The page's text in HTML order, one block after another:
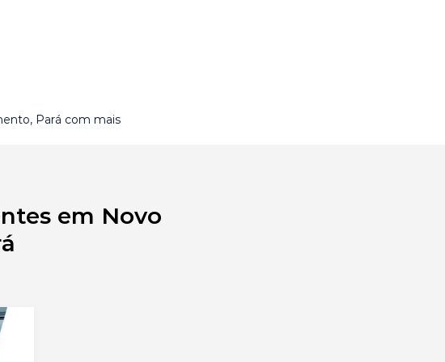
Pará com mais
em Novo